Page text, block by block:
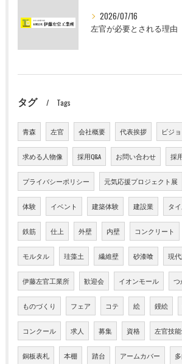
2026/07/16
左官が必要とされる理由
タグ Tags
青森 左官 会社概要 代表挨拶 ビジ
求める人物像 採用Q&A お問い合わせ 採
プライバシーポリシー 元気応援プロジェクト展
体験 イベント 建築体験 建設業 タ
鉄筋 仕上 外壁 内壁 コンクリート
モルタル 珪藻土 繊維壁 砂漆喰 現
伊藤左官工業所 歓迎会 イオンモール つ
ものづくり フェア コテ 絵 鏝絵
コンクール 求人 募集 資格 左官技
銅板表札 本棚 踏台 アームカバー